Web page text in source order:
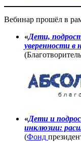
Вебинар прошёл в
«Дети,
уверенности в
«Дети и
инклюзии:
(Фонд